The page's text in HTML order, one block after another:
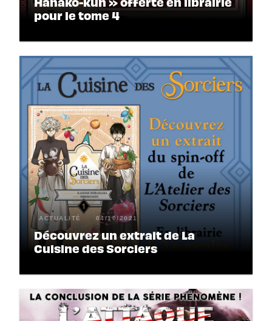
pour le tome 4
ACTUALITÉ 04/10/2021
Découvrez un extrait de La
Cuisine des Sorciers